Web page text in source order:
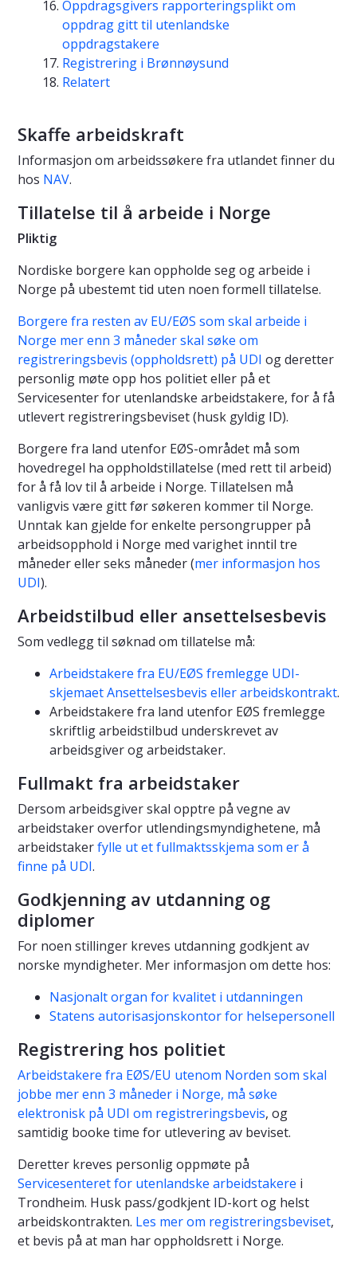
Oppdragsgivers rapporteringsplikt om
oppdrag gitt til utenlandske
oppdragstakere
Registrering i Brønnøysund
Relatert
Skaffe arbeidskraft
Informasjon om arbeidssøkere fra utlandet finner du
hos NAV.
Tillatelse til å arbeide i Norge
Pliktig
Nordiske borgere kan oppholde seg og arbeide i
Norge på ubestemt tid uten noen formell tillatelse.
Borgere fra resten av EU/EØS som skal arbeide i
Norge mer enn 3 måneder skal søke om
registreringsbevis (oppholdsrett) på UDI og deretter
personlig møte opp hos politiet eller på et
Servicesenter for utenlandske arbeidstakere, for å få
utlevert registreringsbeviset (husk gyldig ID).
Borgere fra land utenfor EØS-området må som
hovedregel ha oppholdstillatelse (med rett til arbeid)
for å få lov til å arbeide i Norge. Tillatelsen må
vanligvis være gitt før søkeren kommer til Norge.
Unntak kan gjelde for enkelte persongrupper på
arbeidsopphold i Norge med varighet inntil tre
måneder eller seks måneder (mer informasjon hos
UDI).
Arbeidstilbud eller ansettelsesbevis
Som vedlegg til søknad om tillatelse må:
Arbeidstakere fra EU/EØS fremlegge UDI-
skjemaet Ansettelsesbevis eller arbeidskontrakt.
Arbeidstakere fra land utenfor EØS fremlegge
skriftlig arbeidstilbud underskrevet av
arbeidsgiver og arbeidstaker.
Fullmakt fra arbeidstaker
Dersom arbeidsgiver skal opptre på vegne av
arbeidstaker overfor utlendingsmyndighetene, må
arbeidstakerfylle ut et fullmaktsskjema som er å
finne på UDI.
Godkjenning av utdanning og
diplomer
For noen stillinger kreves utdanning godkjent av
norske myndigheter. Mer informasjon om dette hos:
Nasjonalt organ for kvalitet i utdanningen
Statens autorisasjonskontor for helsepersonell
Registrering hos politiet
Arbeidstakere fra EØS/EU utenom Norden som skal
jobbe mer enn 3 måneder i Norge, må søke
elektronisk på UDI om registreringsbevis, og
samtidig booke time for utlevering av beviset.
Deretter kreves personlig oppmøte på
Servicesenteret for utenlandske arbeidstakere i
Trondheim. Husk pass/godkjent ID-kort og helst
arbeidskontrakten. Les mer om registreringsbeviset,
et bevis på at man har oppholdsrett i Norge.